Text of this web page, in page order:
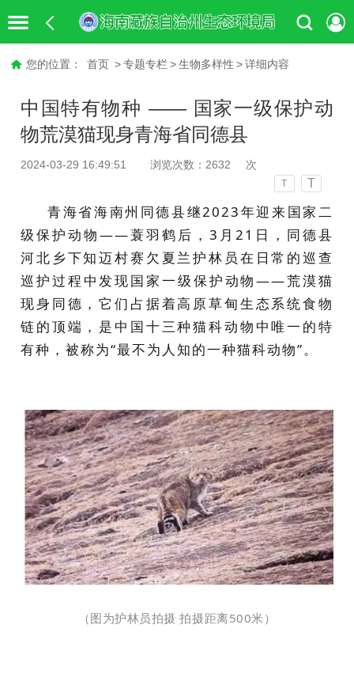
您的位置： 首页 > 专题专栏 > 生物多样性 > 详细内容
中国特有物种 —— 国家一级保护动
物荒漠猫现身青海省同德县
2024-03-29 16:49:51 浏览次数： 2632 次
T T
青海省海南州同德县继2023年迎来国家二
级保护动物——蓑羽鹤后，3月21日，同德县
河北乡下知迈村赛欠夏兰护林员在日常的巡查
巡护过程中发现国家一级保护动物——荒漠猫
现身同德，它们占据着高原草甸生态系统食物
链的顶端，是中国十三种猫科动物中唯一的特
有种，被称为“最不为人知的一种猫科动物”。
（图为护林员拍摄 拍摄距离500米）